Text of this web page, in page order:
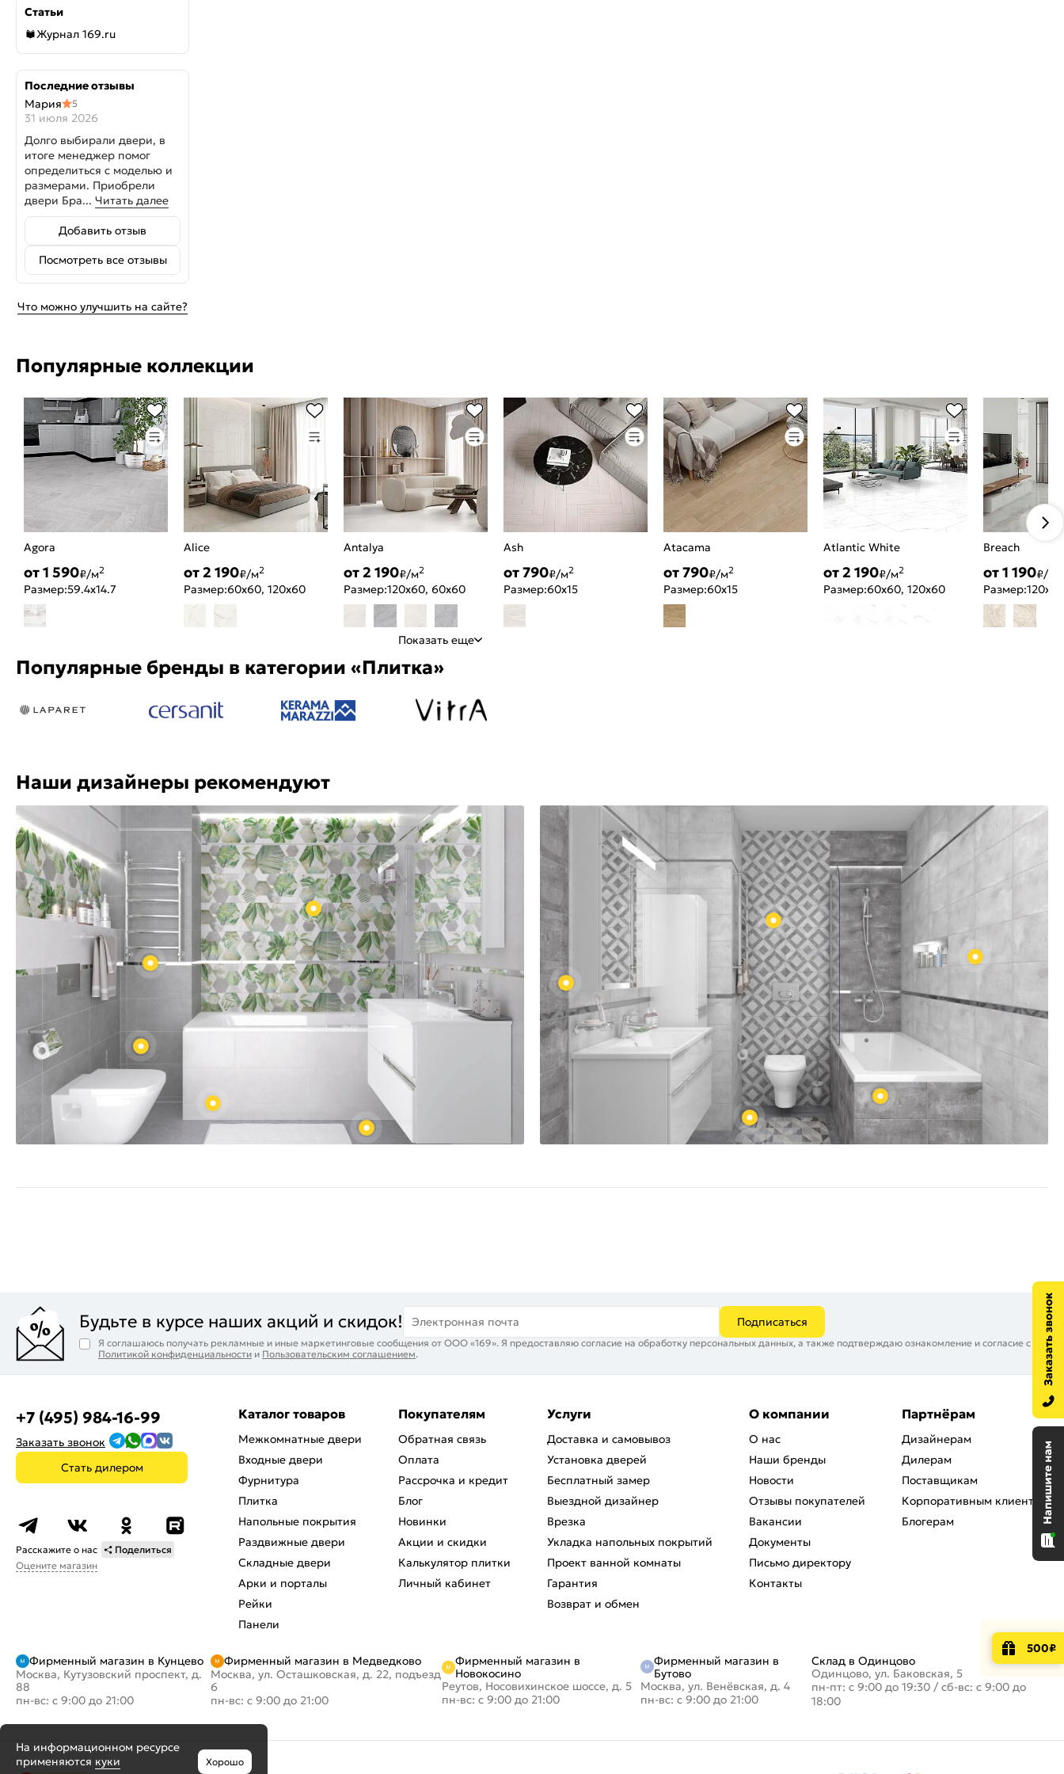
Статьи
Журнал 169.ru
Последние отзывы
Мария
5
31 июля 2026
Долго выбирали двери, в
итоге менеджер помог
определиться с моделью и
размерами. Приобрели
двери Бра... Читать далее
Добавить отзыв
Посмотреть все отзывы
Что можно улучшить на сайте?
Популярные коллекции
Agora
от 1 590₽/м2
Размер:59.4x14.7
Alice
от 2 190₽/м2
Размер:60x60, 120x60
Antalya
от 2 190₽/м2
Размер:120x60, 60x60
Показать еще
Ash
от 790₽/м2
Размер:60x15
Atacama
от 790₽/м2
Размер:60x15
Atlantic White
от 2 190₽/м2
Размер:60x60, 120x60
Breach
от 1 190₽/м
Размер:
Популярные бренды в категории «Плитка»
Наши дизайнеры рекомендуют
Будьте в курсе наших акций и скидок! Электронная почта Подписаться
Я соглашаюсь получать рекламные и иные маркетинговые сообщения от ООО «169». Я предоставляю согласие на обработку персональных данных, а также подтверждаю ознакомление и согласие с
Политикой конфиденциальности и Пользовательским соглашением.
+7 (495) 984-16-99
Заказать звонок
Стать дилером
Расскажите о нас
Поделиться
Оцените магазин
Каталог товаров
Межкомнатные двери
Входные двери
Фурнитура
Плитка
Напольные покрытия
Раздвижные двери
Складные двери
Арки и порталы
Рейки
Панели
Покупателям
Обратная связь
Оплата
Рассрочка и кредит
Блог
Новинки
Акции и скидки
Калькулятор плитки
Личный кабинет
Услуги
Доставка и самовывоз
Установка дверей
Бесплатный замер
Выездной дизайнер
Врезка
Укладка напольных покрытий
Проект ванной комнаты
Гарантия
Возврат и обмен
О компании
О нас
Наши бренды
Новости
Отзывы покупателей
Вакансии
Документы
Письмо директору
Контакты
Партнёрам
Дизайнерам
Дилерам
Поставщикам
Корпоративным клиентам
Блогерам
Фирменный магазин в Кунцево
Москва, Кутузовский проспект, д.
88
пн-вс: с 9:00 до 21:00
Фирменный магазин в Медведково
Москва, ул. Осташковская, д. 22, подъезд
6
пн-вс: с 9:00 до 21:00
Фирменный магазин в
Новокосино
Реутов, Носовихинское шоссе, д. 5
пн-вс: с 9:00 до 21:00
Фирменный магазин в
Бутово
Москва, ул. Венёвская, д. 4
пн-вс: с 9:00 до 21:00
Склад в Одинцово
Одинцово, ул. Баковская, 5
пн-пт: с 9:00 до 19:30 /сб-вс: с 9:00 до
18:00
На информационном ресурсе
применяются куки
Хорошо
500₽